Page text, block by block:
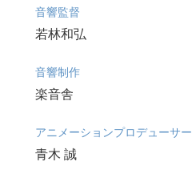
音響監督
若林和弘
音響制作
楽音舎
アニメーションプロデューサー
青木 誠